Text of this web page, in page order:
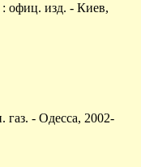
офиц. изд. - Киев,
газ. - Одесса, 2002-